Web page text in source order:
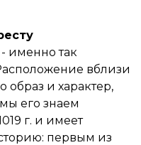
именно так
вблизи
и характер,
его знаем
г. и имеет
первым из